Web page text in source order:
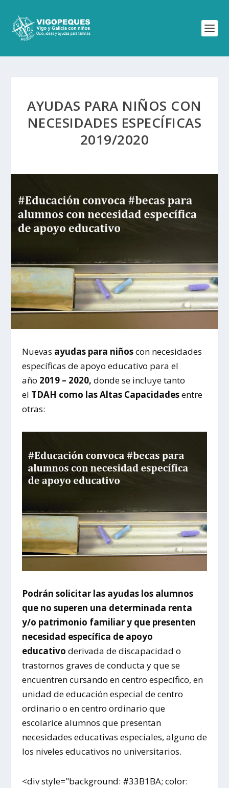
AYUDAS PARA NIÑOS CON
NECESIDADES ESPECÍFICAS
2019/2020
Nuevas ayudas para niñoscon necesidades
específicas de apoyo educativo para el
año 2019 – 2020, donde se incluye tanto
el TDAH como las Altas Capacidadesentre
otras:
Podrán solicitar las ayudas los alumnos
que no superen una determinada renta
y/o patrimonio familiar y que presenten
necesidad específica de apoyo
educativo derivada de discapacidad o
trastornos graves de conducta y que se
encuentren cursando en centro específico, en
unidad de educación especial de centro
ordinario o en centro ordinario que
escolarice alumnos que presentan
necesidades educativas especiales, alguno de
los niveles educativos no universitarios.
<div style="background: #33B1BA; color: